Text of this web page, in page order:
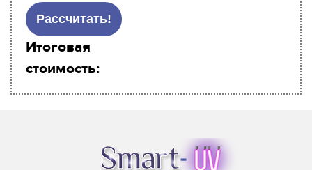
Итоговая
стоимость: